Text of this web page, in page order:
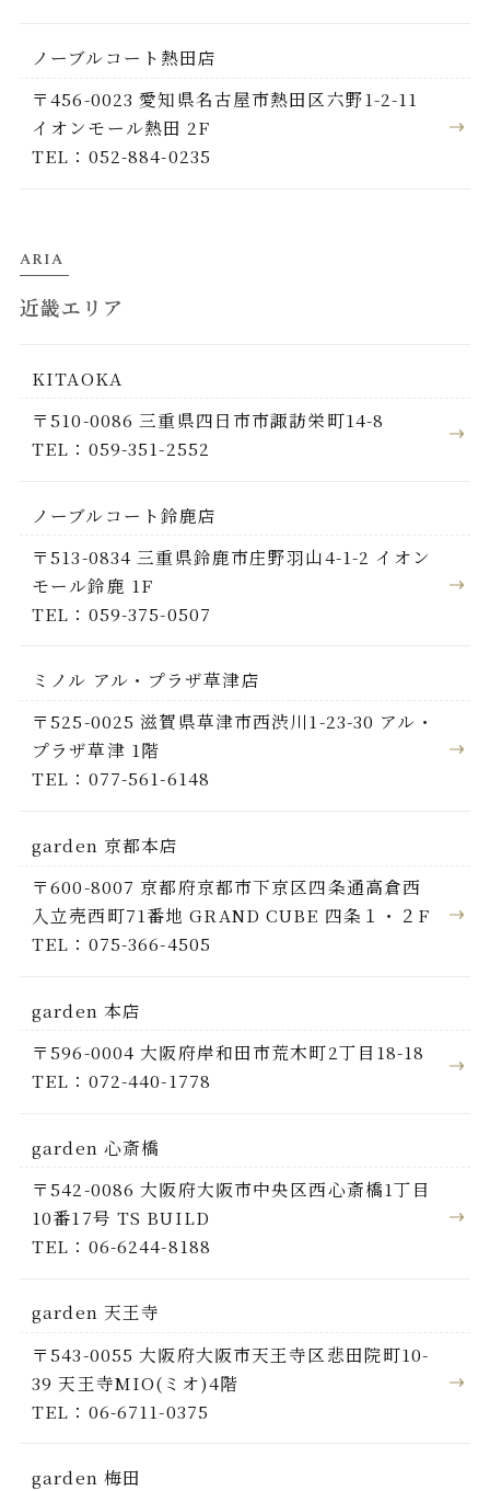
ノーブルコート熱田店
〒456-0023 愛知県名古屋市熱田区六野1-2-11
イオンモール熱田 2F
TEL：052-884-0235
ARIA
近畿エリア
KITAOKA
〒510-0086 三重県四日市市諏訪栄町14-8
TEL：059-351-2552
ノーブルコート鈴鹿店
〒513-0834 三重県鈴鹿市庄野羽山4-1-2 イオン
モール鈴鹿 1F
TEL：059-375-0507
ミノル アル・プラザ草津店
〒525-0025 滋賀県草津市西渋川1-23-30 アル・
プラザ草津 1階
TEL：077-561-6148
garden 京都本店
〒600-8007 京都府京都市下京区四条通高倉西
入立売西町71番地 GRAND CUBE 四条１・２F
TEL：075-366-4505
garden 本店
〒596-0004 大阪府岸和田市荒木町2丁目18-18
TEL：072-440-1778
garden 心斎橋
〒542-0086 大阪府大阪市中央区西心斎橋1丁目
10番17号 TS BUILD
TEL：06-6244-8188
garden 天王寺
〒543-0055 大阪府大阪市天王寺区悲田院町10-
39 天王寺MIO(ミオ)4階
TEL：06-6711-0375
garden 梅田